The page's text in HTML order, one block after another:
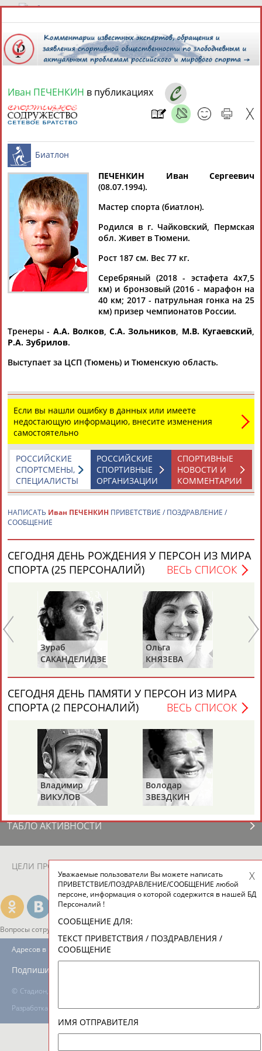
9 августа 2026 года,08:46
Найдено: 13181 Расширенный поиск
Аслаудин
АБАЕВ
Елена
АБАИМОВА
Мария
АБАКУМОВА
АБАЛАКИНА
Дмитрий
АБАРЕНОВ
Тамилла
АБАСОВА
Рамазан
АБАЧАРАЕВ
АБАШИДЗЕ
Флюра
АББАТЕ-
Татьяна
АББЯСОВА
Акжана
Артур
Каримжан
АБДРАХМАНОВ
Аделя
АБДРАХМАНОВА
Андрей
АБДУВАЛИЕВ
Герман
АБДУЛАЕВ
Рамазан
АБДУЛАЕВ
Тагир
АБДУЛАЕВ
Камиль
АБДУЛАЗИЗОВ
Загалав
АБДУЛБЕКОВ
Камалудин
АБДУЛДАУДОВ
Абдула
АБДУЛЖАЛИЛОВ
Магомед
АБДУЛКАГИРОВ
Назир
АБДУЛЛАЕВ
24 персон из 13181
ЕЩЁ ПЕРСОНЫ
ТАБЛО АКТИВНОСТИ
ЦЕЛИ ПРОЕКТА
Вопросы сотрудничества и совместной деятельности
© Стадион, 1998-2026
Разработка и поддержка ООО НАИТ «Стадион»
Адресов в новостной рассылке: 996
Подпишись
Иван ПЕЧЕНКИН в публикациях
Биатлон
ПЕЧЕНКИН Иван Сергеевич
(08.07.1994).
Мастер спорта (биатлон).
Родился в г. Чайковский, Пермская
обл. Живет в Тюмени.
Рост 187 см. Вес 77 кг.
Серебряный (2018 - эстафета 4х7,5
км) и бронзовый (2016 - марафон на
40 км; 2017 - патрульная гонка на 25
км) призер чемпионатов России.
Тренеры - А.А. Волков,С.А. Зольников, М.В. Кугаевский,
Р.А. Зубрилов.
Выступает за ЦСП (Тюмень) и Тюменскую область.
Если вы нашли ошибку в данных или имеете
недостающую информацию, внесите изменения
самостоятельно
СПОРТИВНЫЕ
НОВОСТИ И
КОММЕНТАРИИ
РОССИЙСКИЕ
СПОРТИВНЫЕ
ОРГАНИЗАЦИИ
РОССИЙСКИЕ
СПОРТСМЕНЫ,
СПЕЦИАЛИСТЫ
НАПИСАТЬ Иван ПЕЧЕНКИН ПРИВЕТСТВИЕ / ПОЗДРАВЛЕНИЕ /
СООБЩЕНИЕ
СЕГОДНЯ ДЕНЬ РОЖДЕНИЯ У ПЕРСОН ИЗ МИРА
СПОРТА (25 ПЕРСОНАЛИЙ)
ВЕСЬ СПИСОК
Ольга
КНЯЗЕВА
Ольга
БЕЛОВА
СЕГОДНЯ ДЕНЬ ПАМЯТИ У ПЕРСОН ИЗ МИРА
СПОРТА (2 ПЕРСОНАЛИЙ)
ВЕСЬ СПИСОК
Владимир
ВИКУЛОВ
Володар
ЗВЕЗДКИН
Уважаемые пользователи Вы можете написать
ПРИВЕТСТВИЕ/ПОЗДРАВЛЕНИЕ/СООБЩЕНИЕ любой
персоне, информация о которой содержится в нашей БД
Персоналий !
СООБЩЕНИЕ ДЛЯ:
ТЕКСТ ПРИВЕТСТВИЯ / ПОЗДРАВЛЕНИЯ /
СООБЩЕНИЕ
ИМЯ ОТПРАВИТЕЛЯ